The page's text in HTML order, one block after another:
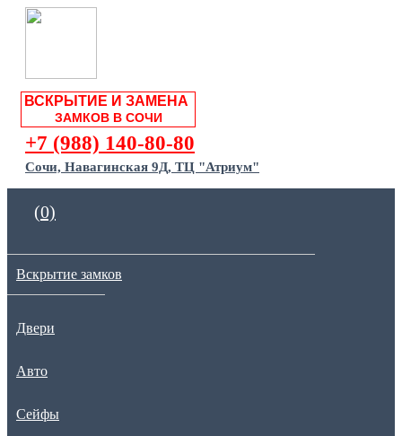
ВСКРЫТИЕ И ЗАМЕНА
ЗАМКОВ В СОЧИ
+7 (988) 140-80-80
Сочи, Навагинская 9Д, ТЦ "Атриум"
(0)
Вскрытие замков
Двери
Авто
Сейфы